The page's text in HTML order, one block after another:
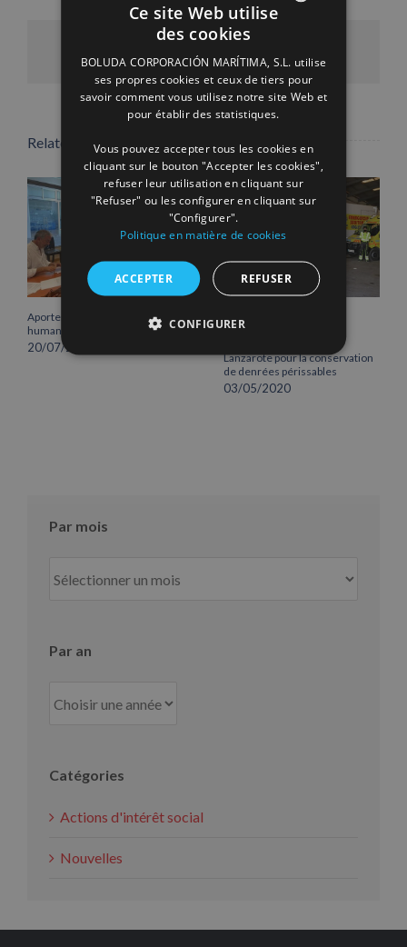
Related Posts
Aportem accroît sa solidarité
humanitaire face à la Covid-19
20/07/2020
conteneur frigorifique au
Lanzarote pour la conservation
de denrées périssables
03/05/2020
Par mois
mois
Par an
Catégories
Actions d'intérêt social
Nouvelles
ENGLISH
FRENCH
Ce site Web utilise
des cookies
BOLUDA CORPORACIÓN MARÍTIMA, S.L. utilise
ses propres cookies et ceux de tiers pour
savoir comment vous utilisez notre site Web et
pour établir des statistiques.
Vous pouvez accepter tous les cookies en
cliquant sur le bouton "Accepter les cookies",
refuser leur utilisation en cliquant sur
"Refuser" ou les configurer en cliquant sur
"Configurer".
Politique en matière de cookies
ACCEPTER REFUSER
CONFIGURER